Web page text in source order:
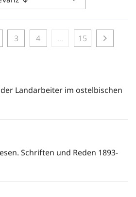
3 4 15 chevron_right
Landarbeiter im ostelbischen
Schriften und Reden 1893-